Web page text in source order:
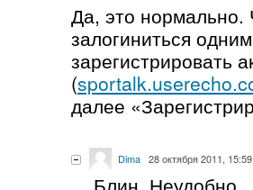
Да, это нормально.
залогиниться
зарегистрировать
(
далее
Dima 28 октября 2011, 15:59
Блин. Неудобно…